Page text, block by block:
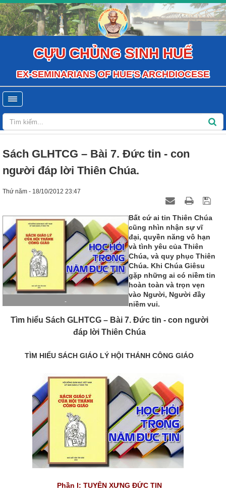
CỰU CHỦNG SINH HUẾ
EX-SEMINARIANS OF HUE'S ARCHDIOCESE
Sách GLHTCG – Bài 7. Đức tin - con
người đáp lời Thiên Chúa.
Thứ năm - 18/10/2012 23:47
-
Bất cứ ai tin Thiên Chúa
cũng nhìn nhận sự vĩ
đại, quyền năng vô hạn
và tình yêu của Thiên
Chúa, và quy phục Thiên
Chúa. Khi Chúa Giêsu
gặp những ai có niềm tin
hoàn toàn và trọn vẹn
vào Người, Người đầy
niềm vui.
Tìm hiểu Sách GLHTCG – Bài 7. Đức tin - con người
đáp lời Thiên Chúa
TÌM HIỂU SÁCH GIÁO LÝ HỘI THÁNH CÔNG GIÁO
Phần I: TUYÊN XƯNG ĐỨC TIN